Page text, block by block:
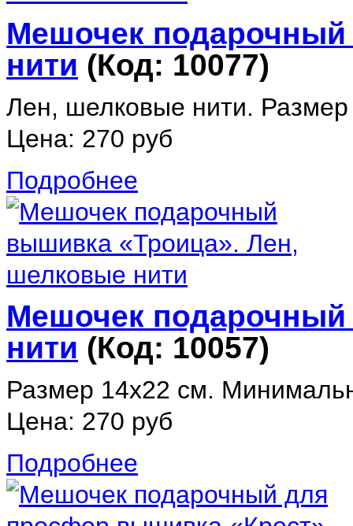
Мешочек
нити (Код: 10077)
Лен, шелковые нити.
Цена: 270 руб
Подробнее
Мешочек
нити (Код: 10057)
Размер 14х22 см.
Цена: 270 руб
Подробнее